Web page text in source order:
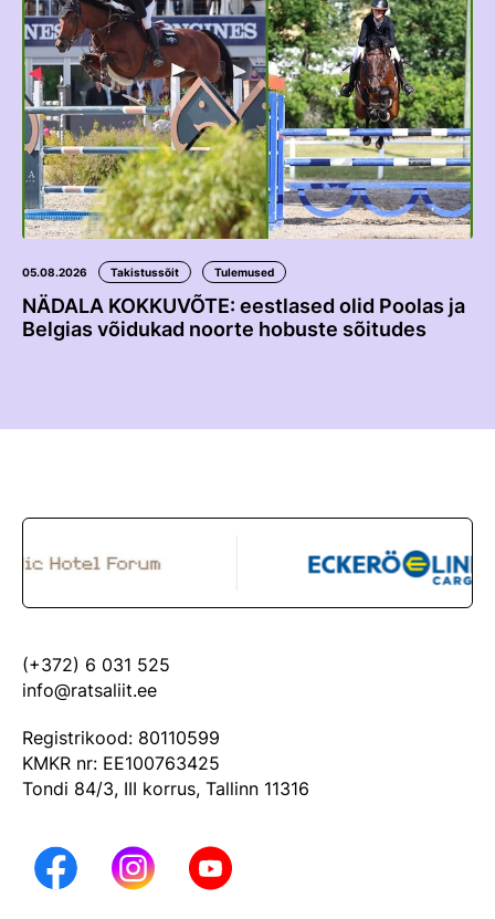
05.08.2026 Takistussõit Tulemused
NÄDALA KOKKUVÕTE: eestlased olid Poolas ja
Belgias võidukad noorte hobuste sõitudes
(+372) 6 031 525
info@ratsaliit.ee
Registrikood: 80110599
KMKR nr: EE100763425
Tondi 84/3, III korrus, Tallinn 11316